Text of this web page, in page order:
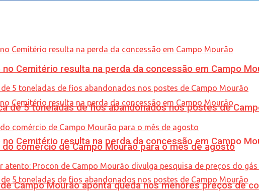
Cemitério resulta na perda da concessão em Campo
Cemitério resulta na perda da concessão em Campo
de 5 toneladas de fios abandonados nos postes de
do comércio de Campo Mourão para o mês de agosto
Campo Mourão aponta queda nos menores preços de